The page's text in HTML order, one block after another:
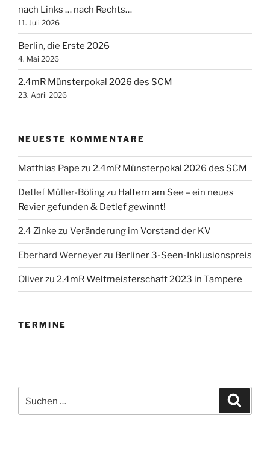
nach Links … nach Rechts…
11. Juli 2026
Berlin, die Erste 2026
4. Mai 2026
2.4mR Münsterpokal 2026 des SCM
23. April 2026
NEUESTE KOMMENTARE
Matthias Pape zu 2.4mR Münsterpokal 2026 des SCM
Detlef Müller-Bölingzu Haltern am See – ein neues
Revier gefunden & Detlef gewinnt!
2.4 Zinke zu Veränderung im Vorstand der KV
Eberhard Werneyerzu Berliner 3-Seen-Inklusionspreis
Oliverzu 2.4mR Weltmeisterschaft 2023 in Tampere
TERMINE
nach: